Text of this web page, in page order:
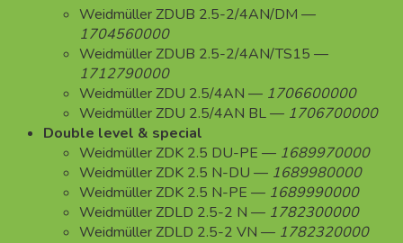
Weidmüller ZDUB 2.5-2/4AN/DM —
1704560000
Weidmüller ZDUB 2.5-2/4AN/TS15 —
1712790000
Weidmüller ZDU 2.5/4AN — 1706600000
Weidmüller ZDU 2.5/4AN BL — 1706700000
Double level & special
Weidmüller ZDK 2.5 DU-PE — 1689970000
Weidmüller ZDK 2.5 N-DU — 1689980000
Weidmüller ZDK 2.5 N-PE — 1689990000
Weidmüller ZDLD 2.5-2 N — 1782300000
Weidmüller ZDLD 2.5-2 VN — 1782320000